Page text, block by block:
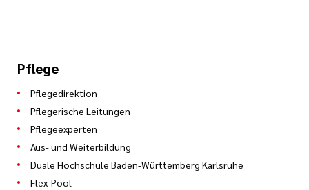
Pflege
Pflegedirektion
Pflegerische Leitungen
Pflegeexperten
Aus- und Weiterbildung
Duale Hochschule Baden-Württemberg Karlsruhe
Flex-Pool